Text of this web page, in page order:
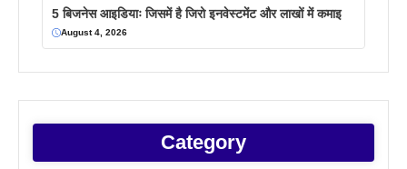
5 बिजनेस आइडियाः जिसमें है जिरो इनवेस्टमेंट और लाखों में कमाइ
August 4, 2026
Category